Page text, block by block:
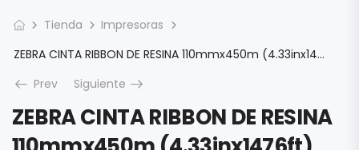
Tienda
Impresoras
ZEBRA CINTA RIBBON DE RESINA 110mmx450m (4.33inx1476ft) 5095 HIGHT PERFORMANCE CORE 1, BOX/6PZAS 05095BK11045
Prev
Siguiente
ZEBRA CINTA RIBBON DE RESINA